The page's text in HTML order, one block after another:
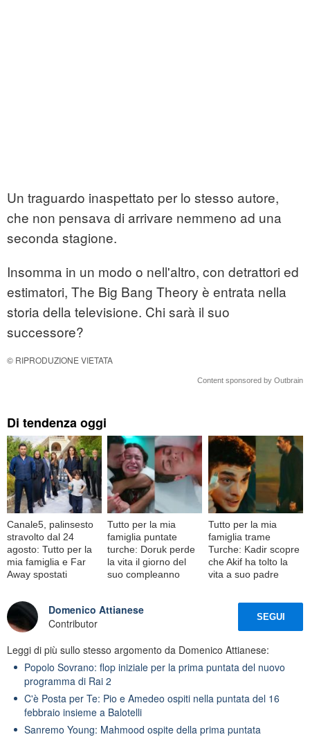
Un traguardo inaspettato per lo stesso autore,
che non pensava di arrivare nemmeno ad una
seconda stagione.
Insomma in un modo o nell'altro, con detrattori ed
estimatori, The Big Bang Theory è entrata nella
storia della televisione. Chi sarà il suo
successore?
© RIPRODUZIONE VIETATA
Content sponsored by Outbrain
Di tendenza oggi
Canale5, palinsesto
stravolto dal 24
agosto: Tutto per la
mia famiglia e Far
Away spostati
Tutto per la mia
famiglia puntate
turche: Doruk perde
la vita il giorno del
suo compleanno
Tutto per la mia
famiglia trame
Turche: Kadir scopre
che Akif ha tolto la
vita a suo padre
Domenico Attianese
Contributor
SEGUI
Leggi di più sullo stesso argomento da Domenico Attianese:
Popolo Sovrano: flop iniziale per la prima puntata del nuovo
programma di Rai 2
C'è Posta per Te: Pio e Amedeo ospiti nella puntata del 16
febbraio insieme a Balotelli
Sanremo Young: Mahmood ospite della prima puntata